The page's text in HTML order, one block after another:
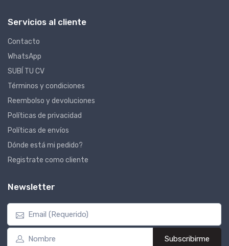
Servicios al cliente
Contacto
WhatsApp
SUBÍ TU CV
Términos y condiciones
Reembolso y devoluciones
Políticas de privacidad
Políticas de envíos
Dónde está mi pedido?
Registrate como cliente
Newsletter
Subscribirme